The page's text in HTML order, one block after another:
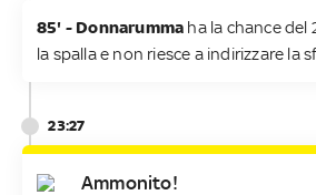
85' - Donnarumma ha la chance del
la spalla e non riesce a indirizzare la
23:27
Ammonito!